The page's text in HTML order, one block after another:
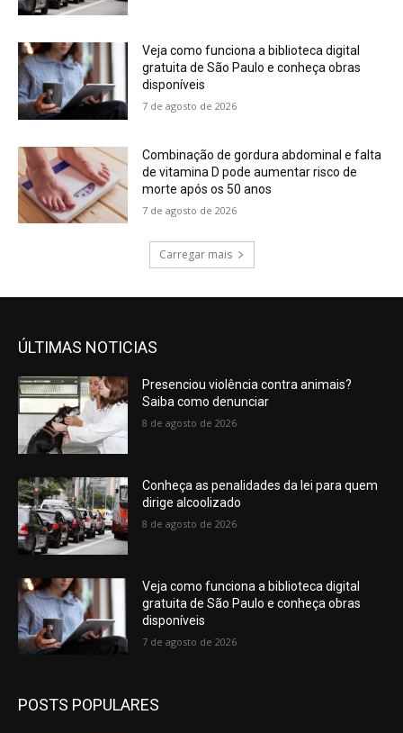
Veja como funciona a biblioteca digital
gratuita de São Paulo e conheça obras
disponíveis
7 de agosto de 2026
Combinação de gordura abdominal e falta
de vitamina D pode aumentar risco de
morte após os 50 anos
7 de agosto de 2026
Carregar mais
ÚLTIMAS NOTICIAS
Presenciou violência contra animais?
Saiba como denunciar
8 de agosto de 2026
Conheça as penalidades da lei para quem
dirige alcoolizado
8 de agosto de 2026
Veja como funciona a biblioteca digital
gratuita de São Paulo e conheça obras
disponíveis
7 de agosto de 2026
POSTS POPULARES